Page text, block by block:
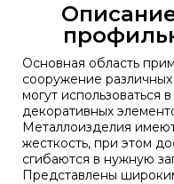
Основная область
сооружение
могут использоваться
декоративных
Металлоизделия
жесткость, при этом
сгибаются в нужную
Представлены